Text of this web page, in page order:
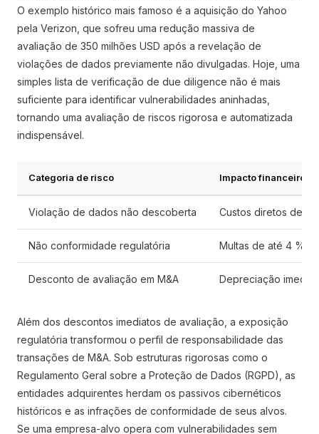
O exemplo histórico mais famoso é a aquisição do Yahoo
pela Verizon, que sofreu uma redução massiva de
avaliação de 350 milhões USD após a revelação de
violações de dados previamente não divulgadas. Hoje, uma
simples lista de verificação de due diligence não é mais
suficiente para identificar vulnerabilidades aninhadas,
tornando uma avaliação de riscos rigorosa e automatizada
indispensável.
Categoria de risco Impacto financeiro
Violação de dados não descoberta Custos diretos de
Não conformidade regulatória Multas de até 4 %
Desconto de avaliação em M&A Depreciação
Além dos descontos imediatos de avaliação, a exposição
regulatória transformou o perfil de responsabilidade das
transações de M&A. Sob estruturas rigorosas como o
Regulamento Geral sobre a Proteção de Dados (RGPD), as
entidades adquirentes herdam os passivos cibernéticos
históricos e as infrações de conformidade de seus alvos.
Se uma empresa-alvo opera com vulnerabilidades sem